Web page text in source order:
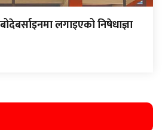
लगाइएको निषेधाज्ञा